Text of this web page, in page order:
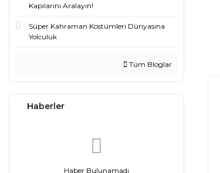
Kapılarını Aralayın!
Süper Kahraman Kostümleri Dünyasına
Yolculuk
Tüm Bloglar
Haberler
Haber Bulunamadı